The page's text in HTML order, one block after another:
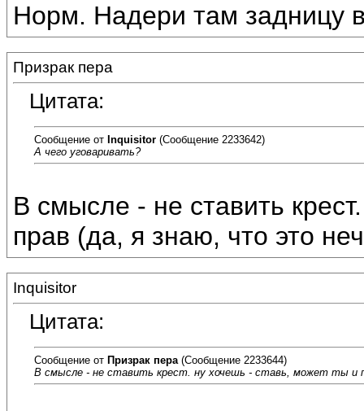
Норм. Надери там задницу
Призрак пера
Цитата:
Сообщение от Inquisitor (Сообщение 2233642)
А чего уговаривать?
В смысле - не ставить
прав (да, я знаю, что это
Inquisitor
Цитата:
Сообщение от Призрак пера (Сообщение 2233644)
В смысле - не ставить крест. ну хочешь - ставь, может ты и